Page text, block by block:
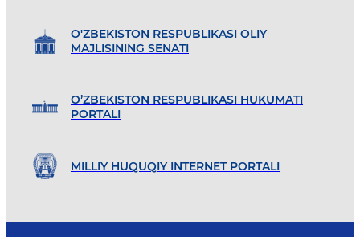
O'ZBEKISTON RESPUBLIKASI OLIY
MAJLISINING SENATI
O’ZBEKISTON RESPUBLIKASI HUKUMATI
PORTALI
MILLIY HUQUQIY INTERNET PORTALI